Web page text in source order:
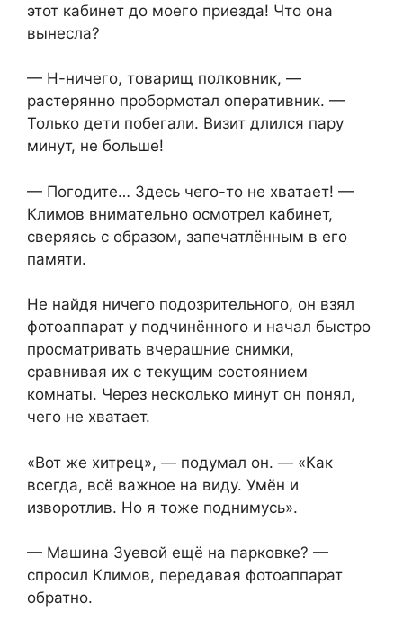
этот кабинет до моего приезда! Что она
вынесла?
— Н-ничего, товарищ полковник, —
растерянно пробормотал оперативник. —
Только дети побегали. Визит длился пару
минут, не больше!
— Погодите… Здесь чего-то не хватает! —
Климов внимательно осмотрел кабинет,
сверяясь с образом, запечатлённым в его
памяти.
Не найдя ничего подозрительного, он взял
фотоаппарат у подчинённого и начал быстро
просматривать вчерашние снимки,
сравнивая их с текущим состоянием
комнаты. Через несколько минут он понял,
чего не хватает.
«Вот же хитрец», — подумал он. — «Как
всегда, всё важное на виду. Умён и
изворотлив. Но я тоже поднимусь».
— Машина Зуевой ещё на парковке? —
спросил Климов, передавая фотоаппарат
обратно.